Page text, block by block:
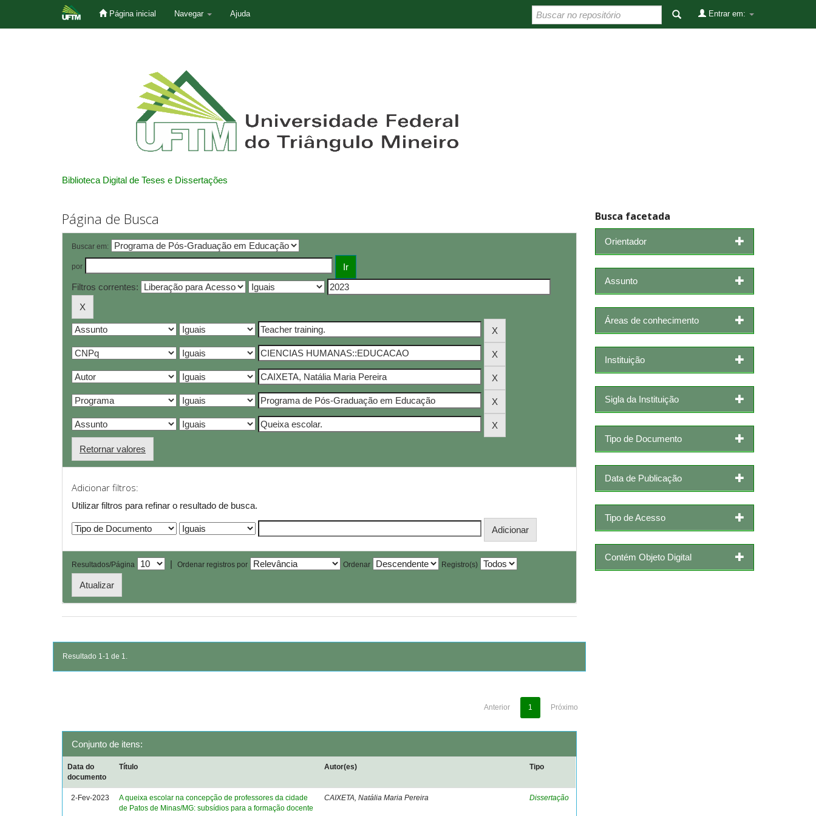
Página inicial Navegar Ajuda Entrar em:
Biblioteca Digital de Teses e Dissertações
Página de Busca
Buscar em:
por
Filtros correntes:
Retornar valores
Adicionar filtros:
Utilizar filtros para refinar o resultado de busca.
Resultados/Página | Ordenar registros por Ordenar Registro(s)
Resultado 1-1 de 1.
Anterior 1 Próximo
Conjunto de itens:
Data do
documento
Título Autor(es) Tipo
2-Fev-2023
A queixa escolar na concepção de professores da cidade
de Patos de Minas/MG: subsídios para a formação docente
CAIXETA, Natália Maria Pereira Dissertação
Busca facetada
Orientador
Assunto
Áreas de conhecimento
Instituição
Sigla da Instituição
Tipo de Documento
Data de Publicação
Tipo de Acesso
Contém Objeto Digital